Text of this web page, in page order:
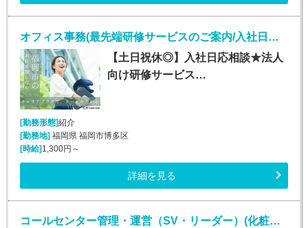
オフィス事務(最先端研修サービスのご案内/入社日応相談～/平日のみ)
【土日祝休◎】入社日応相談★法人
向け研修サービス…
[勤務形態]紹介
[勤務地]福岡県 福岡市博多区
[時給]1,300円～
詳細を見る
コールセンター管理・運営（SV・リーダー）(化粧品・サプリメント・健康食品問い合わせセンターのSV・LD)